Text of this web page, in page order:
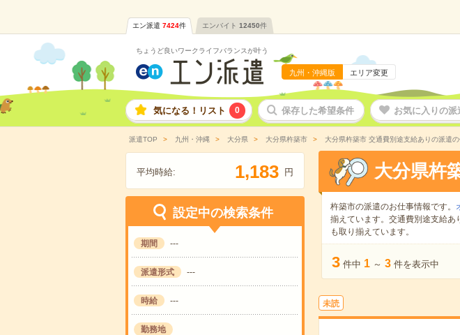
エン派遣 7424件 エンバイト 12450件
ちょうど良いワークライフバランスが叶う
九州・沖縄版 エリア変更
気になる！リスト 0 保存した希望条件 お気に入りの派
派遣TOP 九州・沖縄 大分県 大分県杵築市 大分県杵築市 交通費別途支給ありの派遣
平均時給: 1,183 円
設定中の検索条件
期間 ---
派遣形式 ---
時給 ---
勤務地
大分県杵
杵築市の派遣のお仕事情報です。
揃えています。交通費別途支給あ
も取り揃えています。
3 件中 1 ～ 3 件を表示中
未読